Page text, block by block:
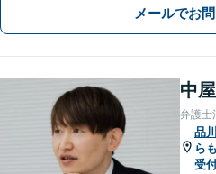
メールでお
中
弁護士
品
ら
受